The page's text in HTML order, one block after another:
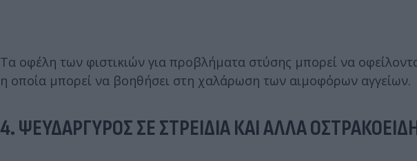
Τα οφέλη των φιστικιών για προβλήματα στύσης μπορεί να
η οποία μπορεί να βοηθήσει στη χαλάρωση των αιμοφόρων αγγείων.
4. ΨΕΥΔΑΡΓΥΡΟΣ ΣΕ ΣΤΡEIΔΙΑ ΚΑΙ ΑΛΛΑ